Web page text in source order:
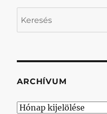
ARCHÍVUM
Archívum